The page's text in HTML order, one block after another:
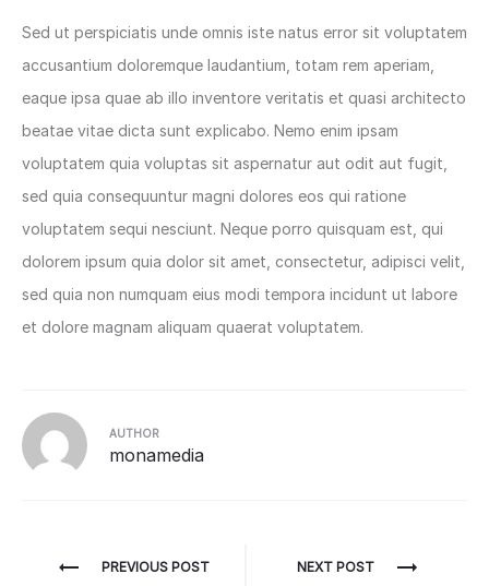
Sed ut perspiciatis unde omnis iste natus error sit voluptatem
accusantium doloremque laudantium, totam rem aperiam,
eaque ipsa quae ab illo inventore veritatis et quasi architecto
beatae vitae dicta sunt explicabo. Nemo enim ipsam
voluptatem quia voluptas sit aspernatur aut odit aut fugit,
sed quia consequuntur magni dolores eos qui ratione
voluptatem sequi nesciunt. Neque porro quisquam est, qui
dolorem ipsum quia dolor sit amet, consectetur, adipisci velit,
sed quia non numquam eius modi tempora incidunt ut labore
et dolore magnam aliquam quaerat voluptatem.
AUTHOR
monamedia
Điều
PREVIOUS POST NEXT POST